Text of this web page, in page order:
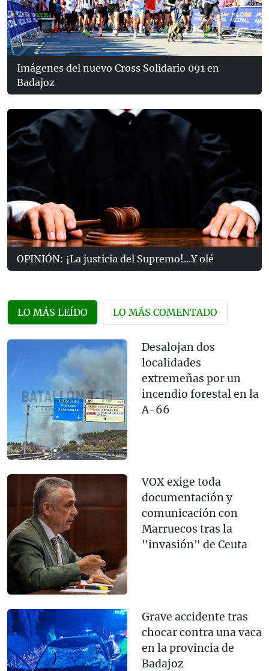
Imágenes del nuevo Cross Solidario 091 en
Badajoz
OPINIÓN: ¡La justicia del Supremo!...Y olé
LO MÁS LEÍDO LO MÁS COMENTADO
Desalojan dos
localidades
extremeñas por un
incendio forestal en la
A-66
VOX exige toda
documentación y
comunicación con
Marruecos tras la
"invasión" de Ceuta
Grave accidente tras
chocar contra una vaca
en la provincia de
Badajoz